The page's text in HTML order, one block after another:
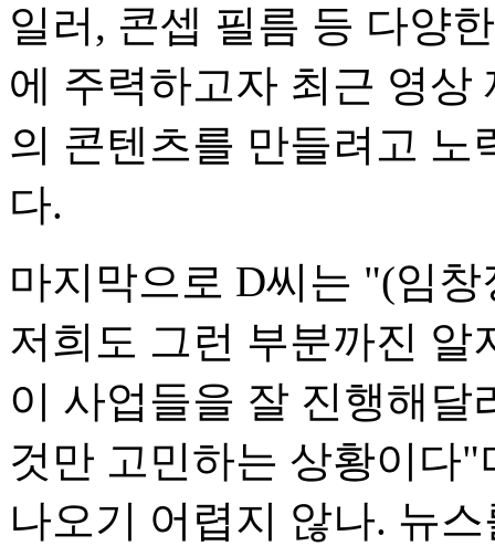
일러, 콘셉 필름 등 다양
에 주력하고자 최근 영상
의 콘텐츠를 만들려고 노
다.
마지막으로 D씨는 "(임
저희도 그런 부분까진 알
이 사업들을 잘 진행해달
것만 고민하는 상황이다
나오기 어렵지 않나. 뉴